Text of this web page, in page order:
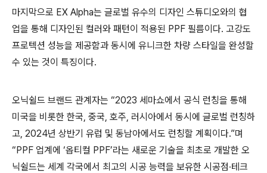
마지막으로 EX Alpha는 글로벌 유수의 디자인 스튜디오와의 협
업을 통해 디자인된 컬러와 패턴이 적용된 PPF 필름이다. 고강도
프로텍션 성능을 제공함과 동시에 유니크한 차량 스타일을 완성할
수 있는 것이 특징이다.
오닉쉴드 브랜드 관계자는 “2023 세마쇼에서 공식 런칭을 통해
미국을 비롯한 한국, 중국, 호주, 러시아에서 동시에 글로벌 런칭하
고, 2024년 상반기 유럽 및 동남아에서도 런칭할 계획이다.”며
“PPF 업계에 ‘옵티컬 PPF’라는 새로운 기술을 최초로 개발한 오
닉쉴드는 세계 각국에서 최고의 시공 능력을 보유한 시공점∙테크